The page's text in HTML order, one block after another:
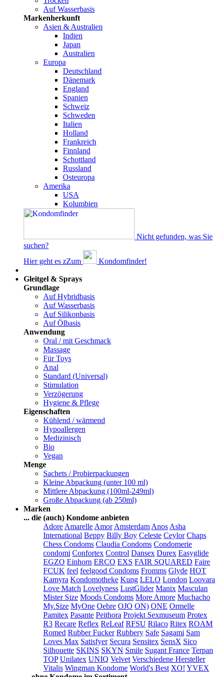
Auf Wasserbasis
Markenherkunft
Asien & Australien
Indien
Japan
Australien
Europa
Deutschland
Dänemark
England
Spanien
Schweiz
Schweden
Italien
Holland
Frankreich
Finnland
Schottland
Russland
Osteuropa
Amerika
USA
Kolumbien
Nicht gefunden, was Sie
suchen?
Hier geht es zZum
Kondomfinder!
Gleitgel & Sprays
Grundlage
Auf Hybridbasis
Auf Wasserbasis
Auf Silikonbasis
Auf Ölbasis
Anwendung
Oral / mit Geschmack
Massage
Für Toys
Anal
Standard (Universal)
Stimulation
Verzögerung
Hygiene & Pflege
Eigenschaften
Kühlend / wärmend
Hypoallergen
Medizinisch
Bio
Vegan
Menge
Sachets / Probierpackungen
Kleine Abpackung (unter 100 ml)
Mittlere Abpackung (100ml-249ml)
Große Abpackung (ab 250ml)
Marken
... die (auch) Kondome anbieten
Adore Amarelle Amor Amsterdam Anos Asha
International Beppy Billy Boy Celeste Ceylor Chaps
Chess Condoms Claudia Condoms Condomerie
condomi Confortex Control Dansex Durex Easyglide
EGZO Einhorn ERCO EXS FAIR SQUARED Faire
FCUK feel feelgood Condoms Fromms Glyde HOT
Kamyra Kondomotheke Kung LELO London Loovara
Love Match Lovelyness LustGlider Manix Masculan
Mister Size Moods Condoms More Amore Muchacho
My.Size MyOne Oebre OJO ON) ONE Ormelle
Pamitex Pasante Peithora Projekt Sexmuseum Protex
R3 Recare Reflex ReLeaf RFSU Rilaco Ritex ROAM
Romed Rubber Fucker Rubbery Safe Sagami Sam
Loves Max Satisfyer Secura Sensitex SensX Sico
Silhouette SKINS SKYN Smile Sugant France Terpan
TOP Unilatex UNIQ Velvet Verschiedene Hersteller
Vitalis Wingman Kondome World's Best XO! YVEX